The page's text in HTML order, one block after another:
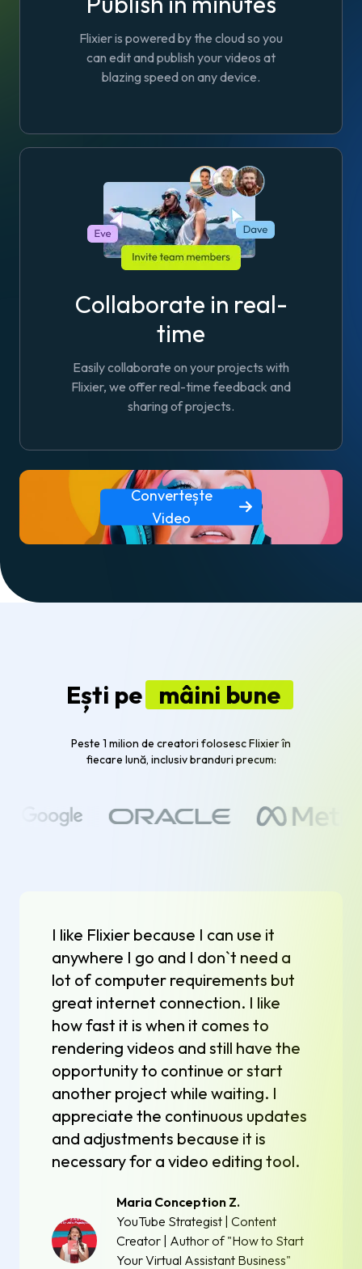
Flixier is powered by the cloud so you
can edit and publish your videos at
blazing speed on any device.
Collaborate in real-
time
Easily collaborate on your projects with
Flixier, we offer real-time feedback and
sharing of projects.
Convertește
Video
Ești pe mâini bune
Peste 1 milion de creatori folosesc Flixier în
fiecare lună, inclusiv branduri precum:
I like Flixier because I can use it
anywhere I go and I don`t need a
lot of computer requirements but
great internet connection. I like
how fast it is when it comes to
rendering videos and still have the
opportunity to continue or start
another project while waiting. I
appreciate the continuous updates
and adjustments because it is
necessary for a video editing tool.
Maria Conception Z.
YouTube Strategist | Content
Creator | Author of "How to Start
Your Virtual Assistant Business"